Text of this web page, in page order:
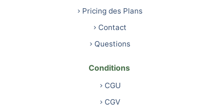
Pricing des Plans
Contact
Questions
Conditions
CGU
CGV